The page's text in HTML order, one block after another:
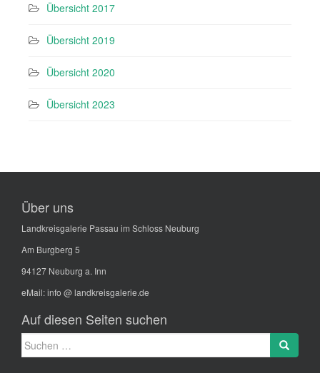
Übersicht 2017
Übersicht 2019
Übersicht 2020
Übersicht 2023
Über uns
Landkreisgalerie Passau im Schloss Neuburg
Am Burgberg 5
94127 Neuburg a. Inn
eMail:info @ landkreisgalerie.de
Auf diesen Seiten suchen
Suche
nach:
Search